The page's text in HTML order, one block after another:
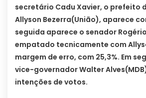
secretário Cadu Xavier, o prefeito
Allyson Bezerra(União), aparece
seguida aparece o senador
empatado tecnicamente com
margem de erro, com 25,3%. Em
vice-governador Walter
intenções de votos.